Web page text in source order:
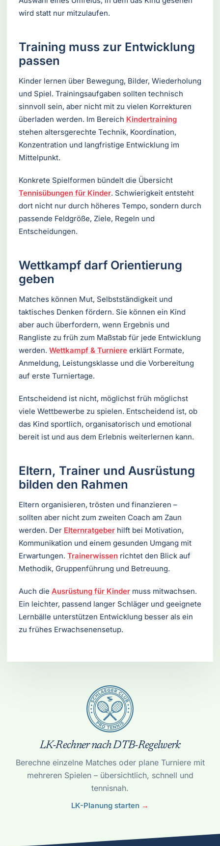
wird statt nur mitzulaufen.
Training muss zur Entwicklung
passen
Kinder lernen über Bewegung, Bilder, Wiederholung
und Spiel. Trainingsaufgaben sollten technisch
sinnvoll sein, aber nicht mit zu vielen Korrekturen
überladen werden. Im Bereich Kindertraining
stehen altersgerechte Technik, Koordination,
Konzentration und langfristige Entwicklung im
Mittelpunkt.
Konkrete Spielformen bündelt die Übersicht
Tennisübungen für Kinder. Schwierigkeit entsteht
dort nicht nur durch höheres Tempo, sondern durch
passende Feldgröße, Ziele, Regeln und
Entscheidungen.
Wettkampf darf Orientierung
geben
Matches können Mut, Selbstständigkeit und
taktisches Denken fördern. Sie können ein Kind
aber auch überfordern, wenn Ergebnis und
Rangliste zu früh zum Maßstab für jede Entwicklung
werden. Wettkampf & Turniere erklärt Formate,
Anmeldung, Leistungsklasse und die Vorbereitung
auf erste Turniertage.
Entscheidend ist nicht, möglichst früh möglichst
viele Wettbewerbe zu spielen. Entscheidend ist, ob
das Kind sportlich, organisatorisch und emotional
bereit ist und aus dem Erlebnis weiterlernen kann.
Eltern, Trainer und Ausrüstung
bilden den Rahmen
Eltern organisieren, trösten und finanzieren –
sollten aber nicht zum zweiten Coach am Zaun
werden. Der Elternratgeber hilft bei Motivation,
Kommunikation und einem gesunden Umgang mit
Erwartungen. Trainerwissen richtet den Blick auf
Methodik, Gruppenführung und Betreuung.
Auch die Ausrüstung für Kinder muss mitwachsen.
Ein leichter, passend langer Schläger und geeignete
Lernbälle unterstützen Entwicklung besser als ein
zu frühes Erwachsenensetup.
LK-Rechner nach DTB-Regelwerk
Berechne einzelne Matches oder plane Turniere mit
mehreren Spielen – übersichtlich, schnell und
tennisnah.
LK-Planung starten →